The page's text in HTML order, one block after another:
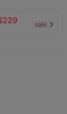
sale 